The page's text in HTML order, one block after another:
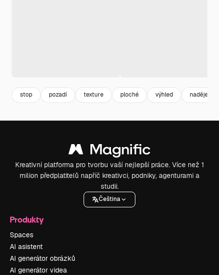
stop pozadí texture ploché výhled naděje
Kreativní platforma pro tvorbu vaší nejlepší práce. Více než 1
milion předplatitelů napříč kreativci, podniky, agenturami a
studii.
Čeština
Produkty
Spaces
AI asistent
AI generátor obrázků
AI generátor videa